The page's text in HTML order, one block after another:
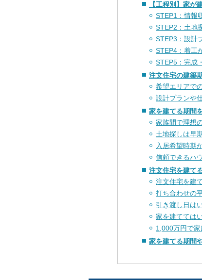
【工程別】家が
STEP1：情報
STEP2：土地
STEP3：設計
STEP4：着工
STEP5：完成
注文住宅の建築
希望エリアで
設計プランや
家を建てる期間
家族間で理想
土地探しは早
入居希望時期
信頼できるハ
注文住宅を建て
注文住宅を建
打ち合わせの
引き渡し日は
家を建てては
1,000万円で
家を建てる期間